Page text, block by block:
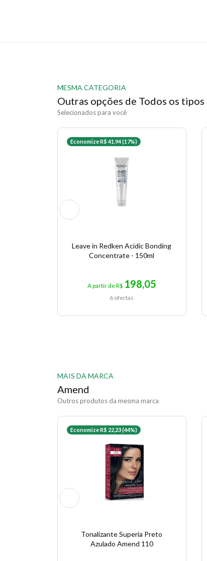
MESMA CATEGORIA
Outras opções de Todos os tipos
Selecionados para você
Economize R$ 41,94 (17%)
Leave in Redken Acidic Bonding
Concentrate - 150ml
A partir de R$ 198,05
6 ofertas
MAIS DA MARCA
Amend
Outros produtos da mesma marca
Economize R$ 22,23 (44%)
Tonalizante Superia Preto
Azulado Amend 110